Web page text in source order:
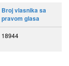
Broj vlasnika sa
pravom glasa
18944